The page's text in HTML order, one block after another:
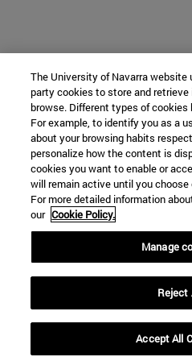
The University of Navarra website
party cookies to store and
browse. Different types of cookies
For example, to identify you as a
about your browsing habits
personalize how the content is
cookies you want to enable or
will remain active until you
For more detailed information
our Cookie Policy.
Manage
Reject
Accept All